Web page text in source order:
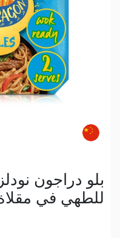
بلو دراجون
للطهي في مقلاة